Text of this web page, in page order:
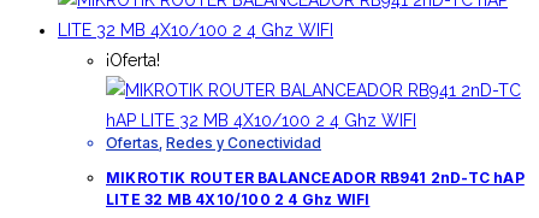
¡Oferta!
Ofertas Redes y Conectividad
MIKROTIK ROUTER BALANCEADOR RB941 2nD-TC hAP
LITE 32 MB 4X10/100 2 4 Ghz WIFI